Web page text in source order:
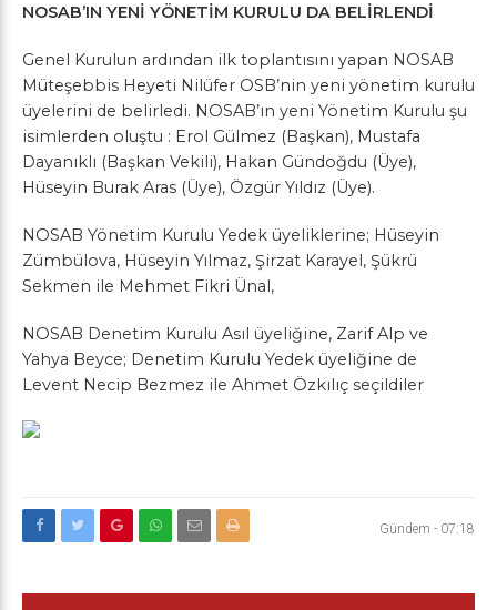
NOSAB’IN YENİ YÖNETİM KURULU DA BELİRLENDİ
Genel Kurulun ardından ilk toplantısını yapan NOSAB
Müteşebbis Heyeti Nilüfer OSB’nin yeni yönetim kurulu
üyelerini de belirledi. NOSAB’ın yeni Yönetim Kurulu şu
isimlerden oluştu : Erol Gülmez (Başkan), Mustafa
Dayanıklı (Başkan Vekili), Hakan Gündoğdu (Üye),
Hüseyin Burak Aras (Üye), Özgür Yıldız (Üye).
NOSAB Yönetim Kurulu Yedek üyeliklerine; Hüseyin
Zümbülova, Hüseyin Yılmaz, Şirzat Karayel, Şükrü
Sekmen ile Mehmet Fikri Ünal,
NOSAB Denetim Kurulu Asıl üyeliğine, Zarif Alp ve
Yahya Beyce; Denetim Kurulu Yedek üyeliğine de
Levent Necip Bezmez ile Ahmet Özkılıç seçildiler
Gündem - 07:18